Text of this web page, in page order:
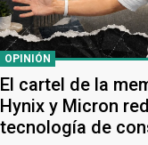
OPINIÓN
El cartel de la
Hynix y Micron
tecnología de